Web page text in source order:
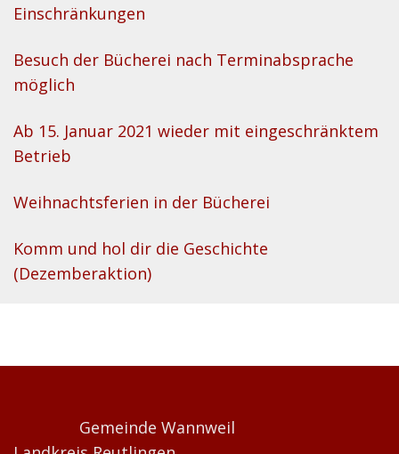
Einschränkungen
Besuch der Bücherei nach Terminabsprache
möglich
Ab 15. Januar 2021 wieder mit eingeschränktem
Betrieb
Weihnachtsferien in der Bücherei
Komm und hol dir die Geschichte
(Dezemberaktion)
Gemeinde Wannweil